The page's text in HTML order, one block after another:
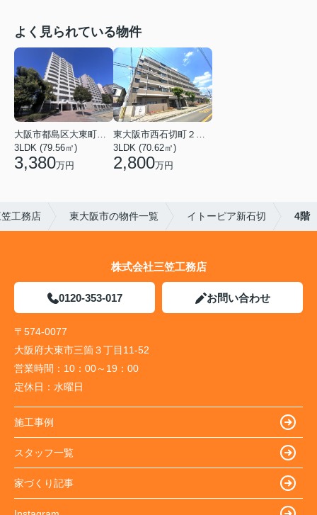
よく見られている物件
大阪市都島区大東町３丁目
3LDK (79.56㎡)
3,380万円
東大阪市西石切町２丁目
3LDK (70.62㎡)
2,800万円
工務店 東大阪市の物件一覧 イトーピア新石切 4階
株式会社三笠工務店
0120-353-017 お問い合わせ
〒574-0077
大阪府大東市三箇３丁目11-52
営業時間： 10：00～19：00
定休日： 水曜日
施工事例
スタッフ一覧
家づくり記事